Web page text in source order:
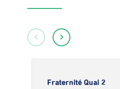
Fraternité Quai 2